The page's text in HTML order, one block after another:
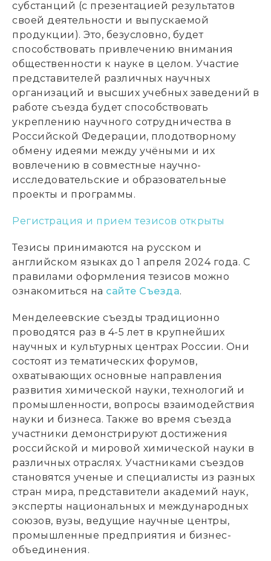
субстанций (с презентацией результатов
своей деятельности и выпускаемой
продукции). Это, безусловно, будет
способствовать привлечению внимания
общественности к науке в целом. Участие
представителей различных научных
организаций и высших учебных заведений в
работе съезда будет способствовать
укреплению научного сотрудничества в
Российской Федерации, плодотворному
обмену идеями между учёными и их
вовлечению в совместные научно-
исследовательские и образовательные
проекты и программы.
Регистрация и прием тезисов открыты
Тезисы принимаются на русском и
английском языках до 1 апреля 2024 года. С
правилами оформления тезисов можно
ознакомиться на сайте Съезда.
Менделеевские съезды традиционно
проводятся раз в 4-5 лет в крупнейших
научных и культурных центрах России. Они
состоят из тематических форумов,
охватывающих основные направления
развития химической науки, технологий и
промышленности, вопросы взаимодействия
науки и бизнеса. Также во время съезда
участники демонстрируют достижения
российской и мировой химической науки в
различных отраслях. Участниками съездов
становятся ученые и специалисты из разных
стран мира, представители академий наук,
эксперты национальных и международных
союзов, вузы, ведущие научные центры,
промышленные предприятия и бизнес-
объединения.